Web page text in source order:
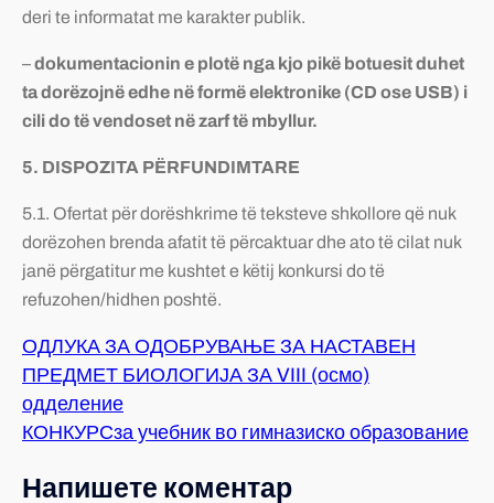
deri te informatat me karakter publik.
–dokumentacionin e plotë nga kjo pikë botuesit duhet
ta dorëzojnë edhe në formë elektronike (CD ose USB) i
cili do të vendoset në zarf të mbyllur.
5. DISPOZITA PËRFUNDIMTARE
5.1. Ofertat për dorëshkrime të teksteve shkollore që nuk
dorëzohen brenda afatit të përcaktuar dhe ato të cilat nuk
janë përgatitur me kushtet e këtij konkursi do të
refuzohen/hidhen poshtë.
ОДЛУКА ЗА ОДОБРУВАЊЕ ЗА НАСТАВЕН
ПРЕДМЕТ БИОЛОГИЈА ЗА VIII (осмо)
одделение
КОНКУРСза учебник во гимназиско образование
Напишете коментар